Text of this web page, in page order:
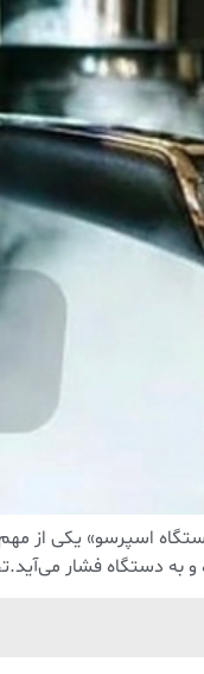
اسپرسو» یکی از
و به دستگاه فشار